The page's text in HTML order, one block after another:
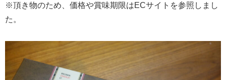
※頂き物のため、価格や賞味期限はECサイトを参照しまし
た。